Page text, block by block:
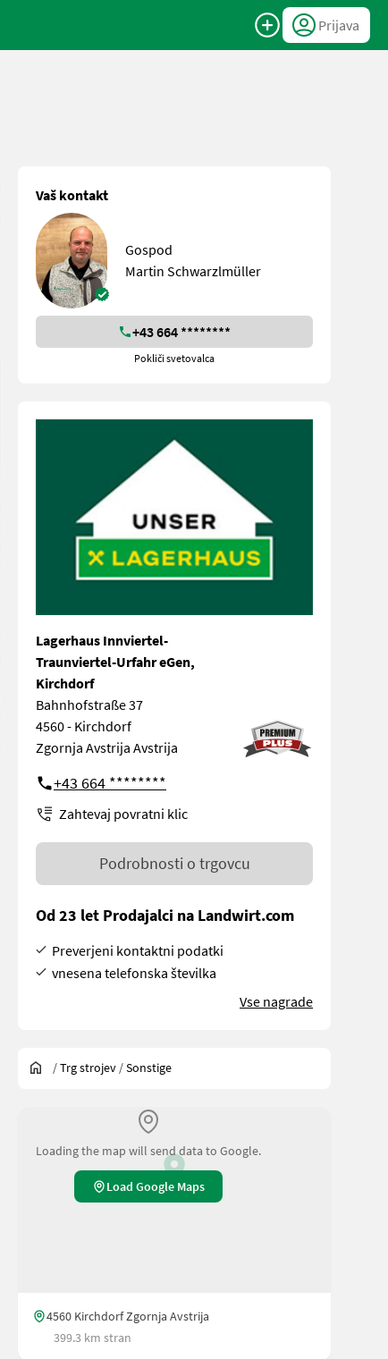
Prijava
Vaš kontakt
Gospod
Martin Schwarzlmüller
+43 664 ********
Pokliči svetovalca
Lagerhaus Innviertel-
Traunviertel-Urfahr eGen,
Kirchdorf
Bahnhofstraße 37
4560 - Kirchdorf
Zgornja Avstrija Avstrija
+43 664 ********
Zahtevaj povratni klic
Podrobnosti o trgovcu
Od 23 let Prodajalci na Landwirt.com
Preverjeni kontaktni podatki
vnesena telefonska številka
Vse nagrade
/Trg strojev /Sonstige
Loading the map will send data to Google.
Load Google Maps
4560 Kirchdorf Zgornja Avstrija
399.3 km stran